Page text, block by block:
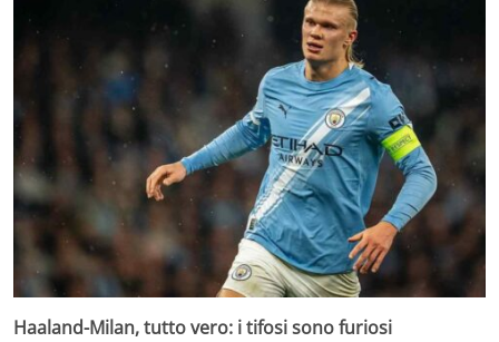
Haaland-Milan, tutto vero: i tifosi sono furiosi